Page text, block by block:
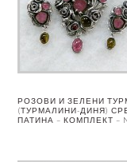
РОЗОВИ И ЗЕЛЕНИ
(ТУРМАЛИНИ-ДИНЯ)
ПАТИНА – КОМПЛЕКТ –